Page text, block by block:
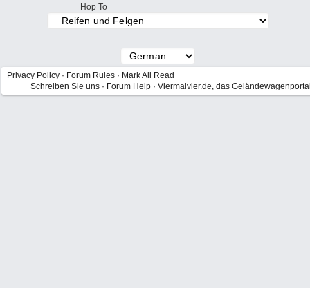
Hop To
Privacy Policy · Forum Rules · Mark All Read
Schreiben Sie uns · Forum Help · Viermalvier.de, das